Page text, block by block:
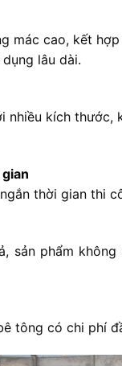
mác cao, kết
lâu dài.
nhiều kích
thời gian thi
sản phẩm
tông có chi phí